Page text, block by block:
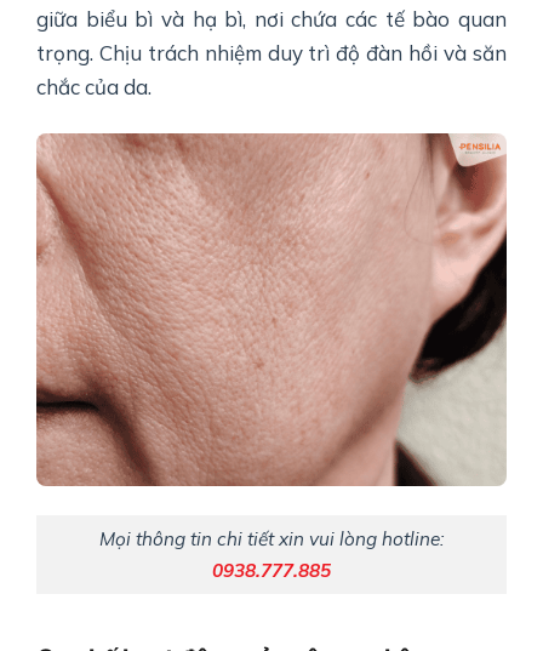
giữa biểu bì và hạ bì, nơi chứa các tế bào quan
trọng. Chịu trách nhiệm duy trì độ đàn hồi và săn
chắc của da.
Mọi thông tin chi tiết xin vui lòng hotline:
0938.777.885